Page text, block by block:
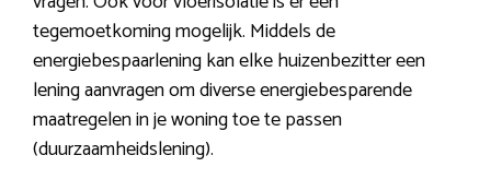
tegemoetkoming mogelijk. Middels de
energiebespaarlening kan elke huizenbezitter een
lening aanvragen om diverse energiebesparende
maatregelen in je woning toe te passen
(duurzaamheidslening).